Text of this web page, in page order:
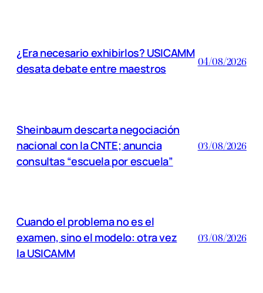
¿Era necesario exhibirlos? USICAMM
desata debate entre maestros
04/08/2026
Sheinbaum descarta negociación
nacional con la CNTE; anuncia
consultas “escuela por escuela”
03/08/2026
Cuando el problema no es el
examen, sino el modelo: otra vez
la USICAMM
03/08/2026